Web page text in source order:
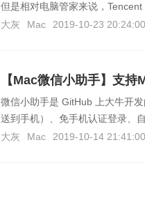
但是相对电脑管家来说，Tencent
大灰
Mac 2019-10-23 20:24:00
【Mac微信小助手】支
微信小助手是 GitHub 上大牛开
送到手机）、免手机认证登录、
大灰
Mac 2019-10-14 21:41:00